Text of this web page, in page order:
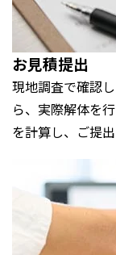
お見積提出
現地調査で確認
ら、実際解体を
を計算し、ご提